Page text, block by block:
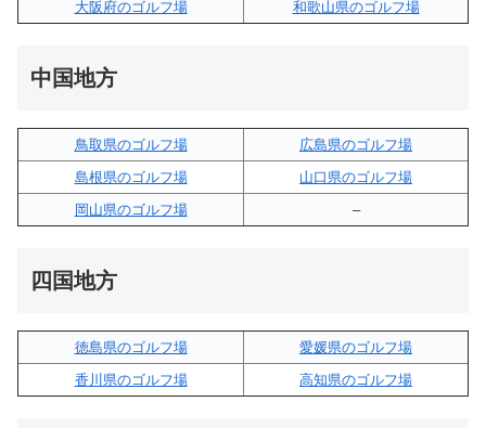
大阪府のゴルフ場
和歌山県のゴルフ場
中国地方
鳥取県のゴルフ場
広島県のゴルフ場
島根県のゴルフ場
山口県のゴルフ場
岡山県のゴルフ場
–
四国地方
徳島県のゴルフ場
愛媛県のゴルフ場
香川県のゴルフ場
高知県のゴルフ場